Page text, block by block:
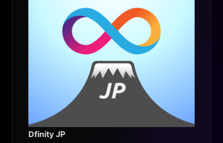
Dfinity JP